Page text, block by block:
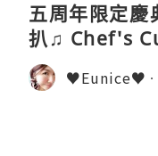
五周年限定慶
扒♫ Chef's
♥Eunice♥